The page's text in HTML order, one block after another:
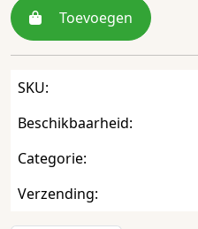
Toevoegen
SKU:
Beschikbaarheid:
Categorie:
Verzending: